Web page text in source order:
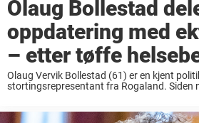
Olaug Bollestad
oppdatering med
– etter tøffe
Olaug Vervik Bollestad (61) er en kjent
stortingsrepresentant fra Rogaland. Siden